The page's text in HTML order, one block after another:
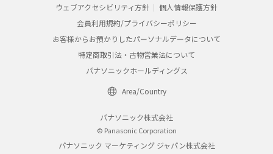
ウェブアクセシビリティ方針
個人情報保護方針
会員利用規約/プライバシーポリシー
お客様からお預かりしたパーソナルデータについて
特定商取引法・古物営業法について
パナソニックホールディングス
Area/Country
パナソニック株式会社
© Panasonic Corporation
パナソニック マーケティング ジャパン株式会社